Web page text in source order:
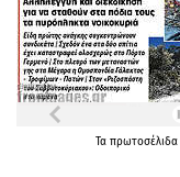
Τα πρωτοσέλιδα